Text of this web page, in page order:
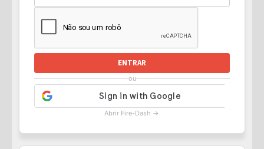
ENTRAR
ou
Abrir Fire-Dash →